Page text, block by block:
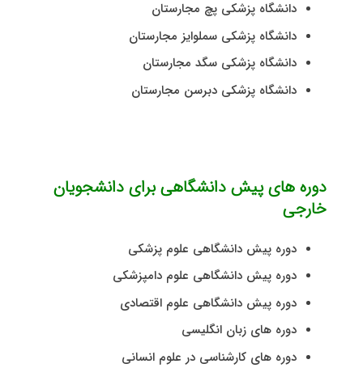
دانشگاه پزشکی پچ مجارستان
دانشگاه پزشکی سملوایز مجارستان
دانشگاه پزشکی سگد مجارستان
دانشگاه پزشکی دبرسن مجارستان
دوره های پیش دانشگاهی برای دانشجویان
خارجی
دوره پيش دانشگاهی علوم پزشكی
دوره پيش دانشگاهی علوم دامپزشکی
دوره پيش دانشگاهی علوم اقتصادی
دوره های زبان انگلیسی
دوره های کارشناسی در علوم انسانی